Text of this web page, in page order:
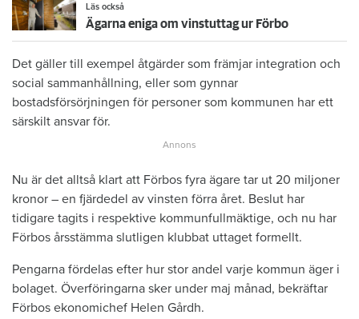
Läs också
Ägarna eniga om vinstuttag ur Förbo
Det gäller till exempel åtgärder som främjar integration och
social sammanhållning, eller som gynnar
bostadsförsörjningen för personer som kommunen har ett
särskilt ansvar för.
Nu är det alltså klart att Förbos fyra ägare tar ut 20 miljoner
kronor – en fjärdedel av vinsten förra året. Beslut har
tidigare tagits i respektive kommunfullmäktige, och nu har
Förbos årsstämma slutligen klubbat uttaget formellt.
Pengarna fördelas efter hur stor andel varje kommun äger i
bolaget. Överföringarna sker under maj månad, bekräftar
Förbos ekonomichef Helen Gårdh.